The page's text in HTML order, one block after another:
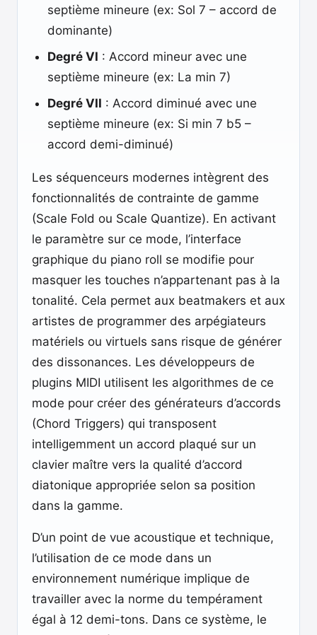
septième mineure (ex: Sol 7 – accord de
dominante)
Degré VI : Accord mineur avec une
septième mineure (ex: La min 7)
Degré VII : Accord diminué avec une
septième mineure (ex: Si min 7 b5 –
accord demi-diminué)
Les séquenceurs modernes intègrent des
fonctionnalités de contrainte de gamme
(Scale Fold ou Scale Quantize). En activant
le paramètre sur ce mode, l’interface
graphique du piano roll se modifie pour
masquer les touches n’appartenant pas à la
tonalité. Cela permet aux beatmakers et aux
artistes de programmer des arpégiateurs
matériels ou virtuels sans risque de générer
des dissonances. Les développeurs de
plugins MIDI utilisent les algorithmes de ce
mode pour créer des générateurs d’accords
(Chord Triggers) qui transposent
intelligemment un accord plaqué sur un
clavier maître vers la qualité d’accord
diatonique appropriée selon sa position
dans la gamme.
D’un point de vue acoustique et technique,
l’utilisation de ce mode dans un
environnement numérique implique de
travailler avec la norme du tempérament
égal à 12 demi-tons. Dans ce système, le